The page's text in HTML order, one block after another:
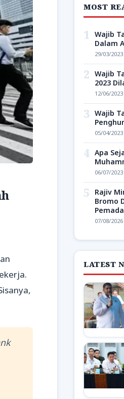
MOST
1 Wajib
Dalam
29/03/
2 Wajib
2023
12/06/
3 Wajib
05/04/
4 Apa
06/07/
5
Rajiv
Bromo
07/08/
LATEST